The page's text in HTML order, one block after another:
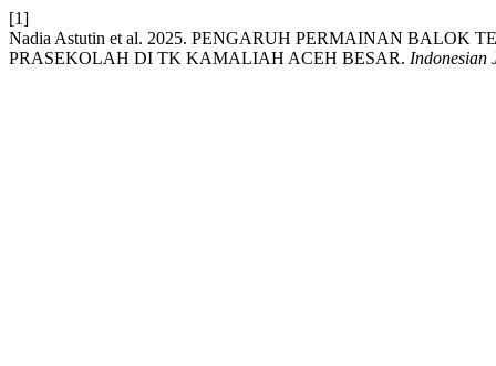
[1]
Nadia Astutin et al. 2025. PENGARUH PERMAINAN BALOK
PRASEKOLAH DI TK KAMALIAH ACEH BESAR. Indonesian